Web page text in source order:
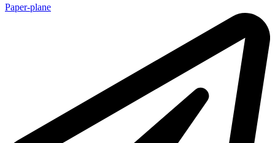
Paper-plane